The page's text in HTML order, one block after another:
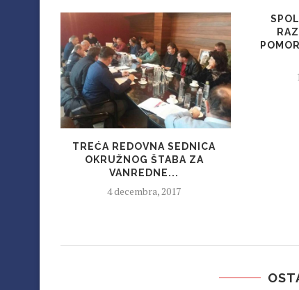
TREĆA REDOVNA SEDNICA
OKRUŽNOG ŠTABA ZA
VANREDNE...
4 decembra, 2017